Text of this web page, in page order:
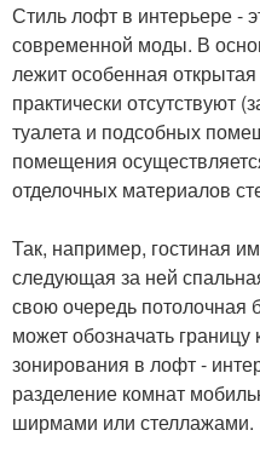
Стиль лофт в интерьере -
современной моды. В
лежит особенная
практически отсутствуют
туалета и подсобных
помещения
отделочных материалов
Так, например, гостиная
следующая за ней
свою очередь потолочная
может обозначать
зонирования в лофт -
разделение комнат
ширмами или стеллажами.